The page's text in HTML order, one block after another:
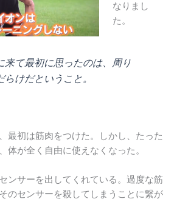
なりまし
た。
来て最初に思ったのは、周り
けだということ。
最初は筋肉をつけた。しかし、たった
体が全く自由に使えなくなった。
ンサーを出してくれている。過度な筋
のセンサーを殺してしまうことに繋が